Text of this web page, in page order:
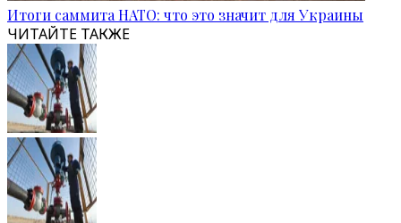
Итоги саммита НАТО: что это значит для Украины
ЧИТАЙТЕ ТАКЖЕ